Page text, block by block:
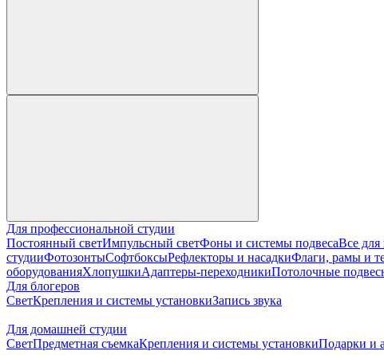
Для профессиональной студии
Постоянный светИмпульсный светФоны и системы подвесаВсе для
студииФотозонтыСофтбоксыРефлекторы и насадкиФлаги, рамы и
оборудованияХлопушкиАдаптеры-переходникиПотолочные
Для блогеров
СветКрепления и системы установкиЗапись звука
Для домашней студии
СветПредметная съемкаКрепления и системы установкиПодарки и